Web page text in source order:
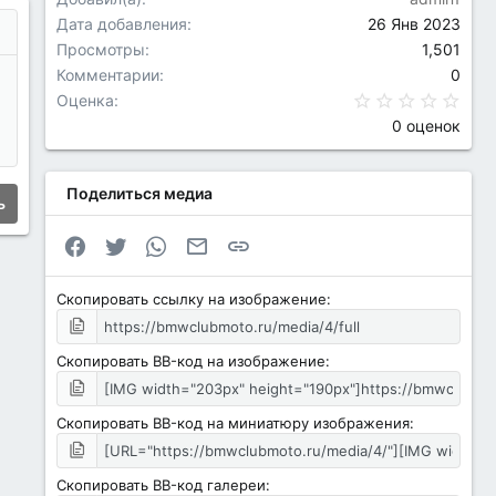
Дата добавления
26 Янв 2023
Просмотры
1,501
Комментарии
0
Оценка
0 оценок
Поделиться медиа
Facebook
Twitter WhatsAppЭлектронная почта
Ссылка
Скопировать ссылку на изображение
Скопировать BB-код на изображение
Скопировать BB-код на миниатюру изображения
Скопировать BB-код галереи